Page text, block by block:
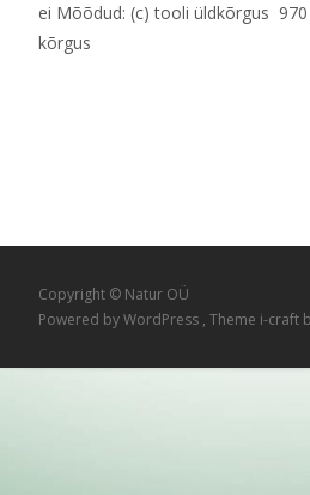
ei Mõõdud: (c) tooli üldkõrgus
kõrgus
Copyright © Natur OÜ
Powered by WordPress , Theme i-craft